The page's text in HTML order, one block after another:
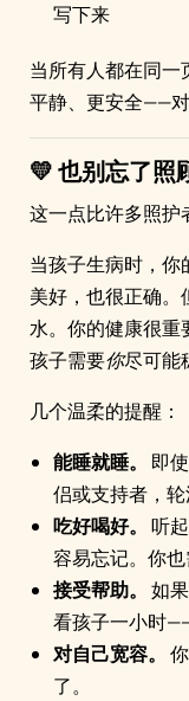
写下来
当所有人都在同一
平静、更安全——对
💛 也别忘了照
这一点比许多照护
当孩子生病时，
美好，也很正确。
水。你的健康很重
孩子需要你尽可能
几个温柔的提醒：
能睡就睡。
即
侣或支持者，轮
吃好喝好。 听
容易忘记。你也
接受帮助。 如
看孩子一小时
对自己宽容。
了。